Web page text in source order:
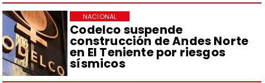
Codelco suspende
construcción de Andes Norte
en El Teniente por riesgos
sísmicos
NACIONAL